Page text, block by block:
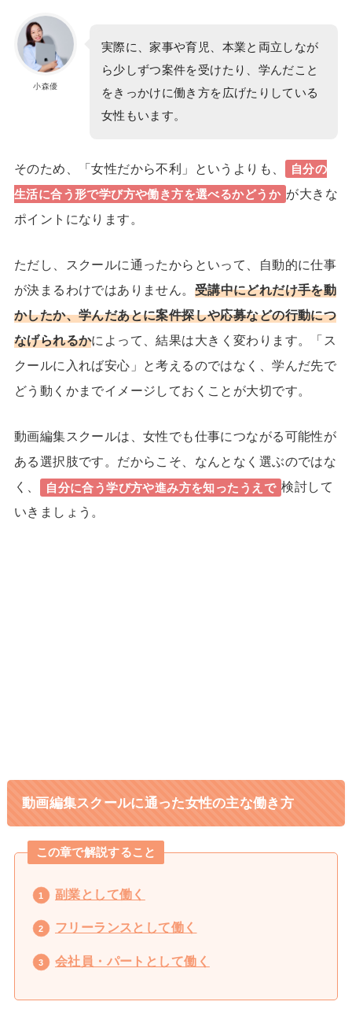
小森優
実際に、家事や育児、本業と両立しなが
ら少しずつ案件を受けたり、学んだこと
をきっかけに働き方を広げたりしている
女性もいます。
そのため、「女性だから不利」というよりも、
自分の
生活に合う形で学び方や働き方を選べるかどうか が大きな
ポイントになります。
ただし、スクールに通ったからといって、自動的に仕事
が決まるわけではありません。 受講中にどれだけ手を動
かしたか、学んだあとに案件探しや応募などの行動につ
なげられるかによって、結果は大きく変わります。「ス
クールに入れば安心」と考えるのではなく、学んだ先で
どう動くかまでイメージしておくことが大切です。
動画編集スクールは、女性でも仕事につながる可能性が
ある選択肢です。だからこそ、なんとなく選ぶのではな
く、
自分に合う学び方や進み方を知ったうえで 検討して
いきましょう。
動画編集スクールに通った女性の主な働き方
この章で解説すること
副業として働く
フリーランスとして働く
会社員・パートとして働く